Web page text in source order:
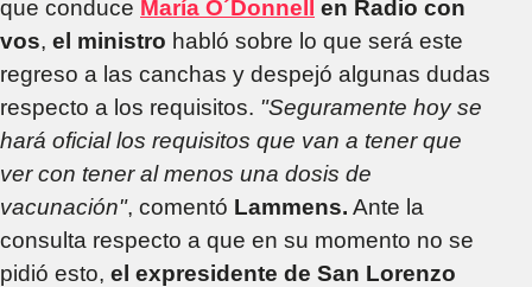
que conduce María O´Donnell
en Radio con
vos, el ministro habló sobre lo que será este
regreso a las canchas y despejó algunas dudas
respecto a los requisitos. "Seguramente hoy se
hará oficial los requisitos que van a tener que
ver con tener al menos una dosis de
vacunación", comentó Lammens. Ante la
consulta respecto a que en su momento no se
pidió esto, el expresidente de San Lorenzo